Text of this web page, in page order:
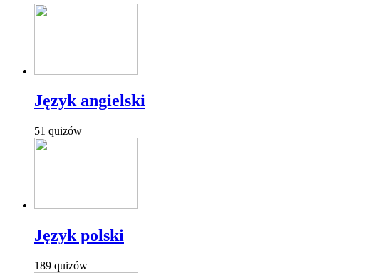
Język angielski
51 quizów
Język polski
189 quizów